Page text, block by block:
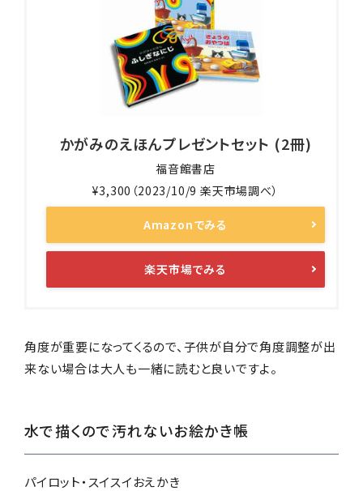
かがみのえほんプレゼントセット (2冊)
福音館書店
¥3,300（2023/10/9 楽天市場調べ）
Amazonでみる
楽天市場でみる
角度が重要になってくるので、子供が自分で角度調整が出
来ない場合は大人も一緒に読むと良いですよ。
水で描くので汚れないお絵かき帳
パイロット・スイスイおえかき